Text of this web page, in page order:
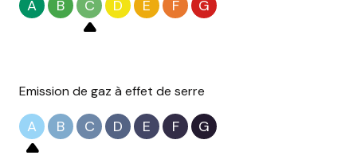
A B C D E F G
Emission de gaz à effet de serre
A B C D E F G